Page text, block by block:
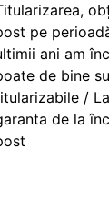
pe
ani am
de bine
/
de la